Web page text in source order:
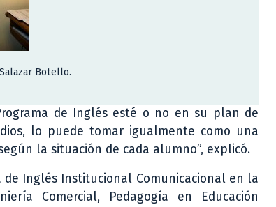
Botello.
de Inglés esté o no en su plan de
lo puede tomar igualmente como una
la situación de cada alumno”, explicó.
Inglés Institucional Comunicacional en la
Comercial, Pedagogía en Educación